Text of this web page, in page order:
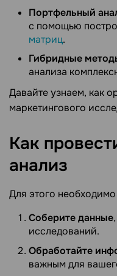
Портфельный
с помощью
матриц.
Гибридные
анализа
Давайте узнаем, как
маркетингового
Как
анализ
Для этого
Соберите данные
исследований.
Обработайте
важным для